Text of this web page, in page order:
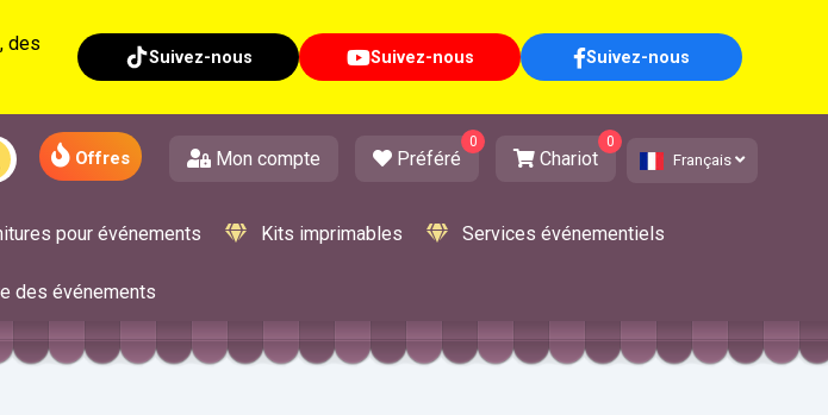
des
Suivez-nous Suivez-nous Suivez-nous
Offres Mon compte Préféré
0
Chariot
0
Français
pour événements Kits imprimables Services événementiels
des événements